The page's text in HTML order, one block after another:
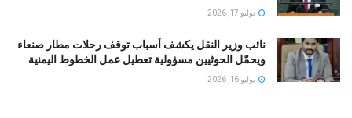
يوليو 17, 2026
نائب وزير النقل يكشف أسباب توقف رحلات مطار صنعاء
ويحمّل الحوثيين مسؤولية تعطيل عمل الخطوط اليمنية
يوليو 16, 2026